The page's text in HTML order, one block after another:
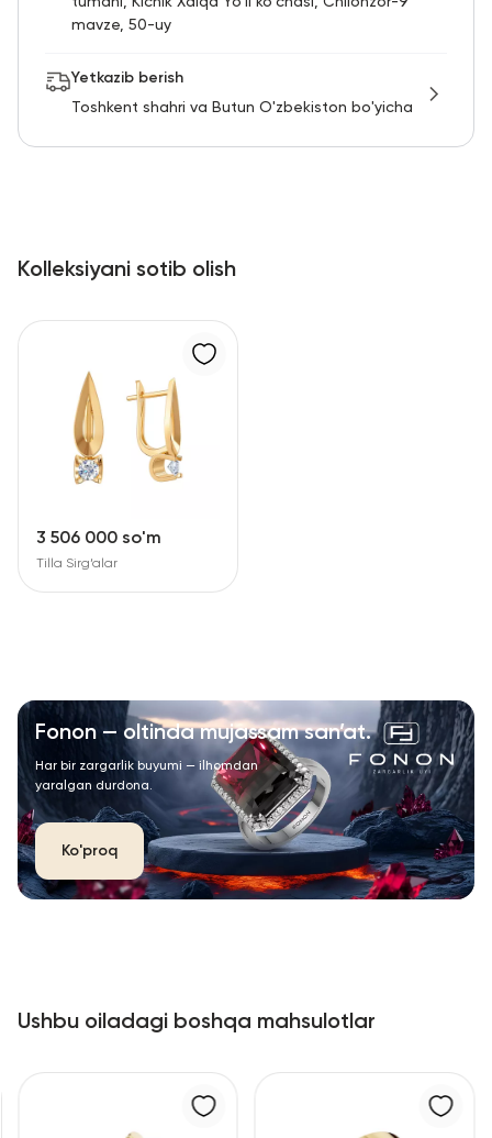
mavze, 50-uy
Yetkazib berish
Toshkent shahri va Butun O'zbekiston bo'yicha
Kolleksiyani sotib olish
3 506 000 so'm
Tilla Sirg‘alar
Fonon — oltinda mujassam san’at.
Har bir zargarlik buyumi — ilhomdan
yaralgan durdona.
Ko'proq
Ushbu oiladagi boshqa mahsulotlar